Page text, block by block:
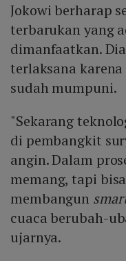
Jokowi berharap
terbarukan yang
dimanfaatkan.
terlaksana
sudah mumpuni.
"Sekarang
di pembangkit
angin. Dalam
memang, tapi
membangun
cuaca berubah-
ujarnya.